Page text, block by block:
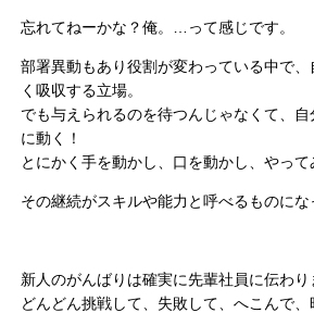
忘れてねーかな？俺。…って感じです。
部署異動もあり役割が変わっている中で
く吸収する立場。
でも与えられるのを待つんじゃなくて、
に動く！
とにかく手を動かし、口を動かし、やって
その継続がスキルや能力と呼べるものにな
新人のがんばりは確実に先輩社員に伝わり
どんどん挑戦して、失敗して、へこんで